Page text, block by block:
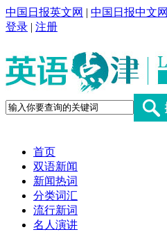
中国日报英文网 | 中国日报中文网
登录 | 注册
首页
双语新闻
新闻热词
分类词汇
流行新词
名人演讲